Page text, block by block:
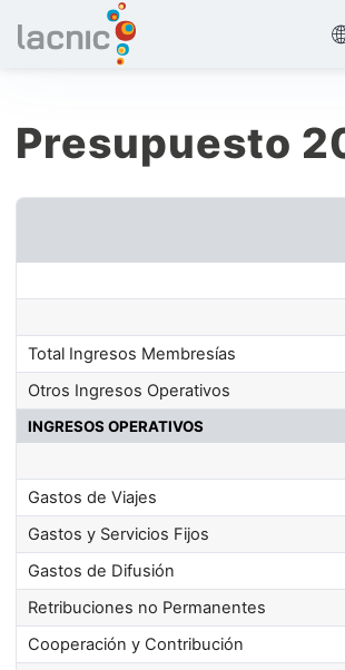
Presupuesto
Total Ingresos Membresías
Otros Ingresos Operativos
INGRESOS OPERATIVOS
Gastos de Viajes
Gastos y Servicios Fijos
Gastos de Difusión
Retribuciones no Permanentes
Cooperación y Contribución